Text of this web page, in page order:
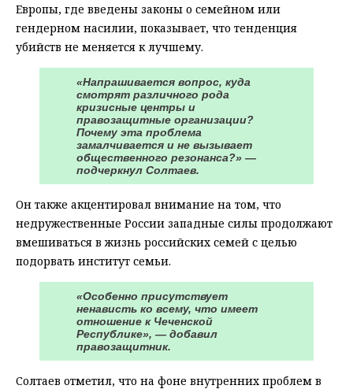
Европы, где введены законы о семейном или
гендерном насилии, показывает, что тенденция
убийств не меняется к лучшему.
«Напрашивается вопрос, куда
смотрят различного рода
кризисные центры и
правозащитные организации?
Почему эта проблема
замалчивается и не вызывает
общественного резонанса?» —
подчеркнул Солтаев.
Он также акцентировал внимание на том, что
недружественные России западные силы продолжают
вмешиваться в жизнь российских семей с целью
подорвать институт семьи.
«Особенно присутствует
ненависть ко всему, что имеет
отношение к Чеченской
Республике», — добавил
правозащитник.
Солтаев отметил, что на фоне внутренних проблем в